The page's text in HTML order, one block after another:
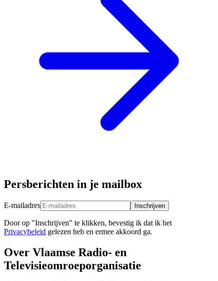
Persberichten in je mailbox
E-mailadres Inschrijven
Door op "Inschrijven" te klikken, bevestig ik dat ik het
Privacybeleid gelezen heb en ermee akkoord ga.
Over Vlaamse Radio- en
Televisieomroeporganisatie